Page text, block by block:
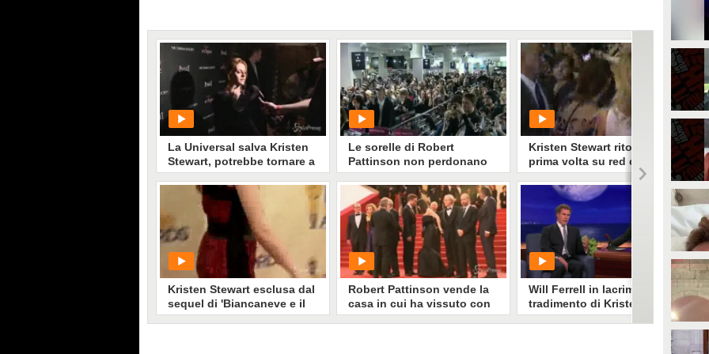
La Universal salva Kristen
Stewart, potrebbe tornare a
interpretare Biancaneve
PLAY
3684 Spettacolo Fanpage
Kristen Stewart esclusa dal
sequel di 'Biancaneve e il
Cacciatore'
Le sorelle di Robert
Pattinson non perdonano
Kristen Stewart
PLAY
12100 • di Spettacolo Fanpage
Robert Pattinson vende la
casa in cui ha vissuto con
Kristen Stewart
Kristen Stewart ritorna per
prima volta su red carpet a
Toronto dopo rottura con
Pattinson
PLAY
11131 • diSpettacolo Fanpage
Will Ferrell in lacrime per il
tradimento di Kristen
Stewart